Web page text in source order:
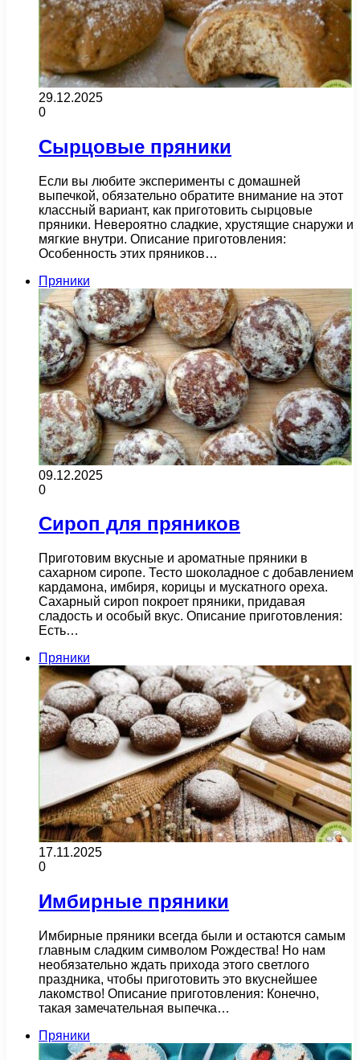
29.12.2025
0
Сырцовые пряники
Если вы любите эксперименты с домашней
выпечкой, обязательно обратите внимание на этот
классный вариант, как приготовить сырцовые
пряники. Невероятно сладкие, хрустящие снаружи и
мягкие внутри. Описание приготовления:
Особенность этих пряников…
Пряники
09.12.2025
0
Сироп для пряников
Приготовим вкусные и ароматные пряники в
сахарном сиропе. Тесто шоколадное с добавлением
кардамона, имбиря, корицы и мускатного ореха.
Сахарный сироп покроет пряники, придавая
сладость и особый вкус. Описание приготовления:
Есть…
Пряники
17.11.2025
0
Имбирные пряники
Имбирные пряники всегда были и остаются самым
главным сладким символом Рождества! Но нам
необязательно ждать прихода этого светлого
праздника, чтобы приготовить это вкуснейшее
лакомство! Описание приготовления: Конечно,
такая замечательная выпечка…
Пряники